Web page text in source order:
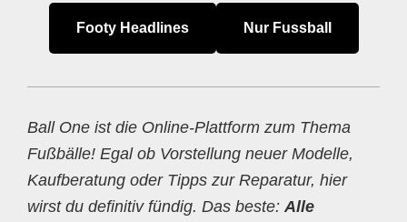
Footy Headlines Nur Fussball
Ball One ist die Online-Plattform zum Thema
Fußbälle! Egal ob Vorstellung neuer Modelle,
Kaufberatung oder Tipps zur Reparatur, hier
wirst du definitiv fündig. Das beste: Alle